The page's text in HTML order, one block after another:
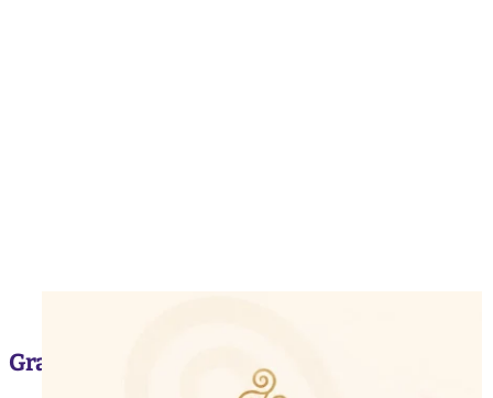
Gratis gids